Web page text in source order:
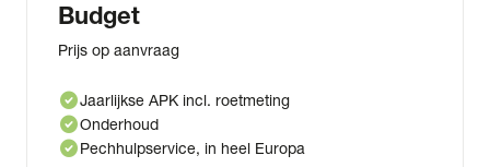
Budget
Prijs op aanvraag
check_circleJaarlijkse APK incl. roetmeting
check_circleOnderhoud
check_circlePechhulpservice, in heel Europa